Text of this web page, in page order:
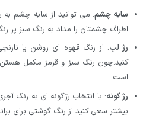
سایه چشم: می توانید از سایه چشم به
اطراف چشمتان را مداد به رنگ سبز پر
رژ لب: از رنگ قهوه ای روشن یا
کنید.چون رنگ سبز و قرمز مکمل هستن
است.
رژ گونه: با انتخاب رژگونه ای به رنگ
بیشتر سعی کنید از رنگ گوشتی برای